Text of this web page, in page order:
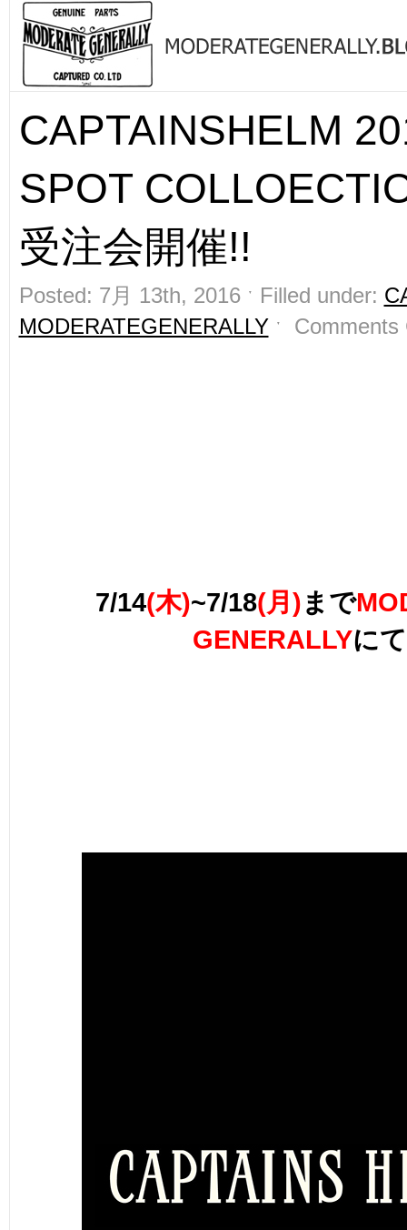
CAPTAINSHELM
SPOT
受注会開催!!
Posted: 7月 13th, 2016 ˑ Filled under:
MODERATEGENERALLYˑ Comments
7/14(木)~7/18(月)まで
GENERALLYにて